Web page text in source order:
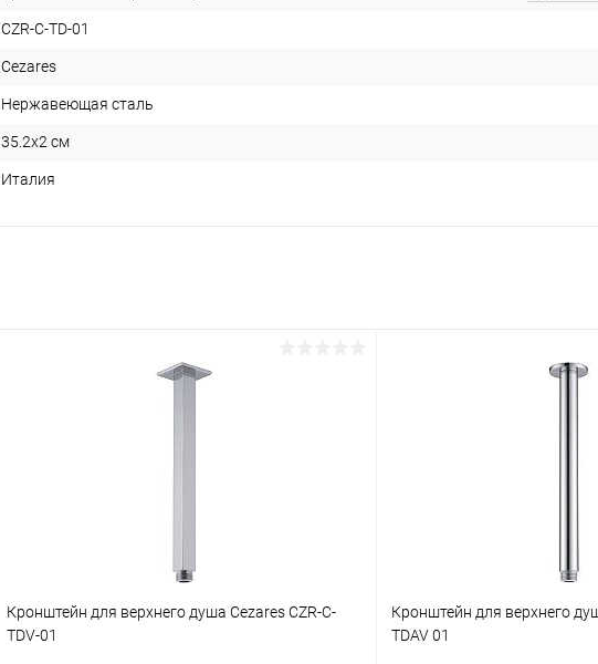
CZR-C-TD-01
Cezares
Нержавеющая сталь
35.2x2 см
Италия
Кронштейн для верхнего душа Cezares CZR-C-
TDV-01
Кронштейн для верхнего
TDAV 01